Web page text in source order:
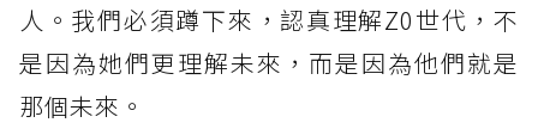
人。我們必須蹲下來，認真理解Z0世代，不
是因為她們更理解未來，而是因為他們就是
那個未來。